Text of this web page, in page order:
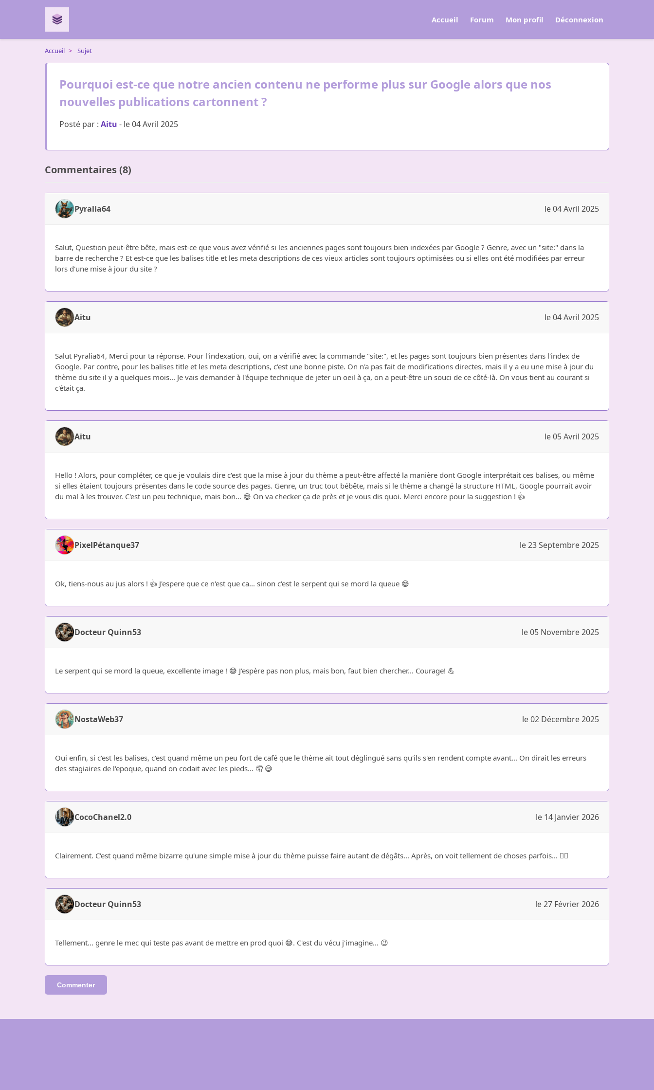
Accueil Forum Mon profil Déconnexion
Accueil > Sujet
Pourquoi est-ce que notre ancien contenu ne performe plus sur Google alors que nos
nouvelles publications cartonnent ?
Posté par : Aitu - le 04 Avril 2025
Commentaires (8)
Pyralia64 le 04 Avril 2025
Salut, Question peut-être bête, mais est-ce que vous avez vérifié si les anciennes pages sont toujours bien indexées par Google ? Genre, avec un "site:" dans la
barre de recherche ? Et est-ce que les balises title et les meta descriptions de ces vieux articles sont toujours optimisées ou si elles ont été modifiées par erreur
lors d'une mise à jour du site ?
Aitu le 04 Avril 2025
Salut Pyralia64, Merci pour ta réponse. Pour l'indexation, oui, on a vérifié avec la commande "site:", et les pages sont toujours bien présentes dans l'index de
Google. Par contre, pour les balises title et les meta descriptions, c'est une bonne piste. On n'a pas fait de modifications directes, mais il y a eu une mise à jour du
thème du site il y a quelques mois... Je vais demander à l'équipe technique de jeter un oeil à ça, on a peut-être un souci de ce côté-là. On vous tient au courant si
c'était ça.
Aitu le 05 Avril 2025
Hello ! Alors, pour compléter, ce que je voulais dire c'est que la mise à jour du thème a peut-être affecté la manière dont Google interprétait ces balises, ou même
si elles étaient toujours présentes dans le code source des pages. Genre, un truc tout bébête, mais si le thème a changé la structure HTML, Google pourrait avoir
du mal à les trouver. C'est un peu technique, mais bon... 😅 On va checker ça de près et je vous dis quoi. Merci encore pour la suggestion ! 👍
PixelPétanque37 le 23 Septembre 2025
Ok, tiens-nous au jus alors ! 👍 J'espere que ce n'est que ca... sinon c'est le serpent qui se mord la queue 😅
Docteur Quinn53 le 05 Novembre 2025
Le serpent qui se mord la queue, excellente image ! 😅 J'espère pas non plus, mais bon, faut bien chercher... Courage! 💪
NostaWeb37 le 02 Décembre 2025
Oui enfin, si c'est les balises, c'est quand même un peu fort de café que le thème ait tout déglingué sans qu'ils s'en rendent compte avant... On dirait les erreurs
des stagiaires de l'epoque, quand on codait avec les pieds... 🤦 😅
CocoChanel2.0 le 14 Janvier 2026
Clairement. C'est quand même bizarre qu'une simple mise à jour du thème puisse faire autant de dégâts... Après, on voit tellement de choses parfois... 🤷‍♀️
Docteur Quinn53 le 27 Février 2026
Tellement... genre le mec qui teste pas avant de mettre en prod quoi 😅. C'est du vécu j'imagine... 😉
Commenter